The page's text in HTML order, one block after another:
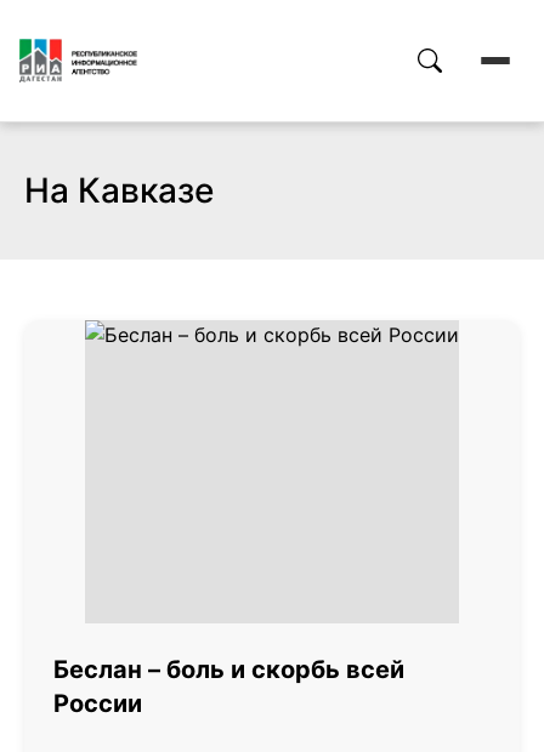
На Кавказе
Беслан – боль и скорбь всей
России